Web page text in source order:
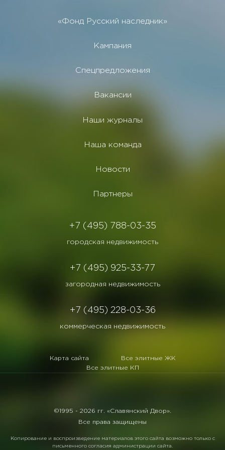
«Фонд Русский наследник»
Кампания
Спецпредложения
Вакансии
Наши журналы
Наша команда
Новости
Партнеры
+7 (495) 788-03-35
городская недвижимость
+7 (495) 925-33-77
загородная недвижимость
+7 (495) 228-03-36
коммерческая недвижимость
Карта сайта
Все элитные ЖК
Все элитные КП
©1995 - 2026 гг. «Славянский Двор».
Все права защищены
Копирование и воспроизведение материалов этого сайта возможно только с
письменного согласия администрации сайта.